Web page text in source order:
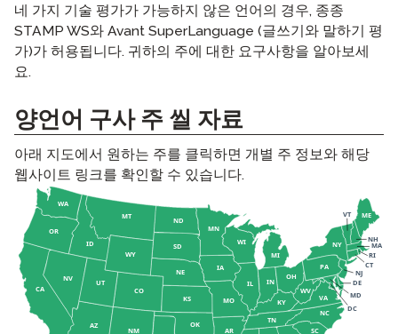
네 가지 기술 평가가 가능하지 않은 언어의 경우, 종종
STAMP WS와 Avant SuperLanguage (글쓰기와 말하기 평
가)가 허용됩니다. 귀하의 주에 대한 요구사항을 알아보세
요.
양언어 구사 주 씰 자료
아래 지도에서 원하는 주를 클릭하면 개별 주 정보와 해당
웹사이트 링크를 확인할 수 있습니다.
AZ
AR
CA CO
CT
DE
ID
IL IN
IA
KS KY
ME
MD
MA
MI
MN
MO
MT
NE
NV
NH
NJ
NM
NY
NC
ND
OH
OK
OR
PA
RI
SC
SD
TN
UT
VT
VA
WA
WV
WI
DC
WY